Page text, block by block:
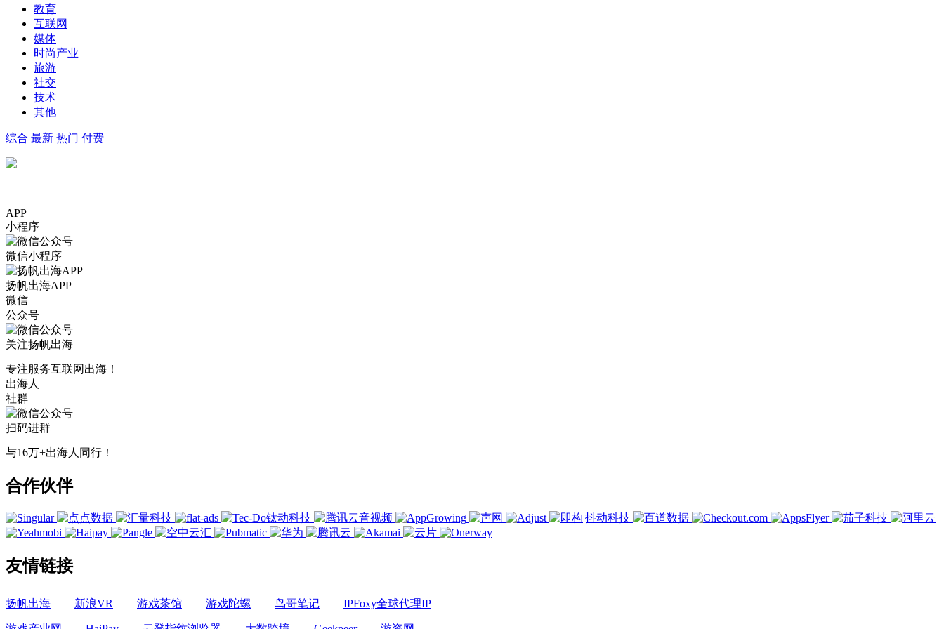
教育
互联网
媒体
时尚产业
旅游
社交
技术
其他
综合 最新 热门 付费
APP
小程序
微信小程序
扬帆出海APP
微信
公众号
关注扬帆出海
专注服务互联网出海！
出海人
社群
扫码进群
与16万+出海人同行！
合作伙伴
友情链接
扬帆出海 新浪VR 游戏茶馆 游戏陀螺 鸟哥笔记 IPFoxy全球代理IP